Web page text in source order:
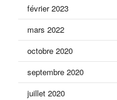
février 2023
mars 2022
octobre 2020
septembre 2020
juillet 2020